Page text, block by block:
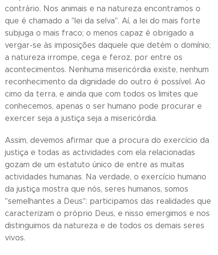
contrário. Nos animais e na natureza encontramos o
que é chamado a "lei da selva". Aí, a lei do mais forte
subjuga o mais fraco; o menos capaz é obrigado a
vergar-se às imposições daquele que detém o domínio;
a natureza irrompe, cega e feroz, por entre os
acontecimentos. Nenhuma misericórdia existe, nenhum
reconhecimento da dignidade do outro é possível. Ao
cimo da terra, e ainda que com todos os limites que
conhecemos, apenas o ser humano pode procurar e
exercer seja a justiça seja a misericórdia.
Assim, devemos afirmar que a procura do exercício da
justiça e todas as actividades com ela relacionadas
gozam de um estatuto único de entre as muitas
actividades humanas. Na verdade, o exercício humano
da justiça mostra que nós, seres humanos, somos
"semelhantes a Deus": participamos das realidades que
caracterizam o próprio Deus, e nisso emergimos e nos
distinguimos da natureza e de todos os demais seres
vivos.